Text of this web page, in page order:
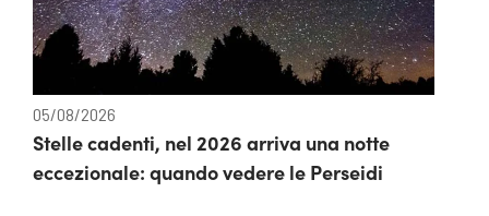
05/08/2026
Stelle cadenti, nel 2026 arriva una notte
eccezionale: quando vedere le Perseidi